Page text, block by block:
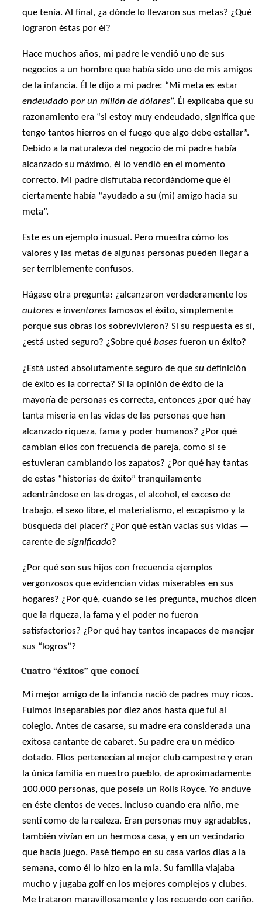
que tenía. Al final, ¿a dónde lo llevaron sus metas? ¿Qué
lograron éstas por él?
Hace muchos años, mi padre le vendió uno de sus
negocios a un hombre que había sido uno de mis amigos
de la infancia. Él le dijo a mi padre: “Mi meta es estar
endeudado por un millón de dólares”. Él explicaba que su
razonamiento era “si estoy muy endeudado, significa que
tengo tantos hierros en el fuego que algo debe estallar”.
Debido a la naturaleza del negocio de mi padre había
alcanzado su máximo, él lo vendió en el momento
correcto. Mi padre disfrutaba recordándome que él
ciertamente había “ayudado a su (mi) amigo hacia su
meta”.
Este es un ejemplo inusual. Pero muestra cómo los
valores y las metas de algunas personas pueden llegar a
ser terriblemente confusos.
Hágase otra pregunta: ¿alcanzaron verdaderamente los
autores einventores famosos el éxito, simplemente
porque sus obras los sobrevivieron? Si su respuesta es sí,
¿está usted seguro? ¿Sobre québases fueron un éxito?
¿Está usted absolutamente seguro de quesu definición
de éxito es la correcta? Si la opinión de éxito de la
mayoría de personas es correcta, entonces ¿por qué hay
tanta miseria en las vidas de las personas que han
alcanzado riqueza, fama y poder humanos? ¿Por qué
cambian ellos con frecuencia de pareja, como si se
estuvieran cambiando los zapatos? ¿Por qué hay tantas
de estas “historias de éxito” tranquilamente
adentrándose en las drogas, el alcohol, el exceso de
trabajo, el sexo libre, el materialismo, el escapismo y la
búsqueda del placer? ¿Por qué están vacías sus vidas —
carente designificado?
¿Por qué son sus hijos con frecuencia ejemplos
vergonzosos que evidencian vidas miserables en sus
hogares? ¿Por qué, cuando se les pregunta, muchos dicen
que la riqueza, la fama y el poder no fueron
satisfactorios? ¿Por qué hay tantos incapaces de manejar
sus “logros”?
Cuatro “éxitos” que conocí
Mi mejor amigo de la infancia nació de padres muy ricos.
Fuimos inseparables por diez años hasta que fui al
colegio. Antes de casarse, su madre era considerada una
exitosa cantante de cabaret. Su padre era un médico
dotado. Ellos pertenecían al mejor club campestre y eran
la única familia en nuestro pueblo, de aproximadamente
100.000 personas, que poseía un Rolls Royce. Yo anduve
en éste cientos de veces. Incluso cuando era niño, me
sentí como de la realeza. Eran personas muy agradables,
también vivían en un hermosa casa, y en un vecindario
que hacía juego. Pasé tiempo en su casa varios días a la
semana, como él lo hizo en la mía. Su familia viajaba
mucho y jugaba golf en los mejores complejos y clubes.
Me trataron maravillosamente y los recuerdo con cariño.